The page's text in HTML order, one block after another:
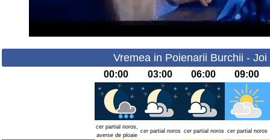
Vremea in Poienarii Burchii -
00:00 03:00 06:00 09:00
cer partial noros,
averse de ploaie
cer partial noros cer partial noros cer partial noros